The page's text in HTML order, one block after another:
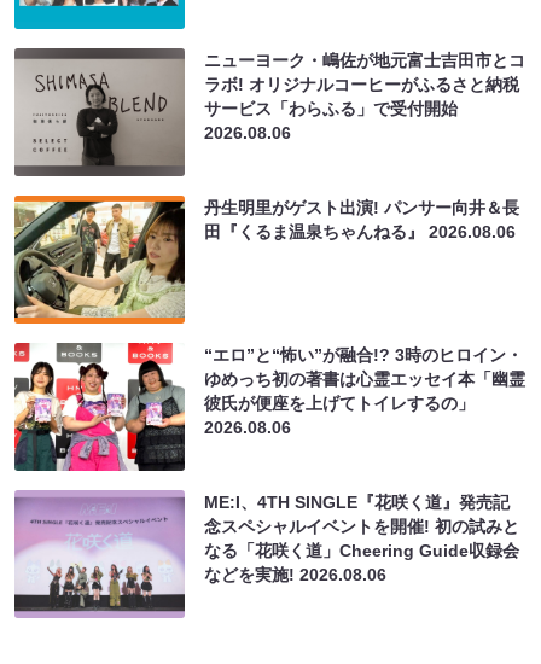
ニューヨーク・嶋佐が地元富士吉田市とコ
ラボ! オリジナルコーヒーがふるさと納税
サービス「わらふる」で受付開始
2026.08.06
丹生明里がゲスト出演! パンサー向井＆長
田『くるま温泉ちゃんねる』2026.08.06
“エロ”と“怖い”が融合!? 3時のヒロイン・
ゆめっち初の著書は心霊エッセイ本「幽霊
彼氏が便座を上げてトイレするの」
2026.08.06
ME:I、4TH SINGLE『花咲く道』発売記
念スペシャルイベントを開催! 初の試みと
なる「花咲く道」Cheering Guide収録会
などを実施!2026.08.06